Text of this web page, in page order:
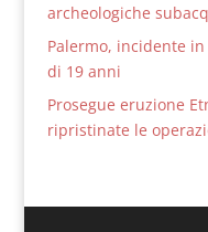
archeologiche
Palermo, incidente
di 19 anni
Prosegue eruzione
ripristinate le